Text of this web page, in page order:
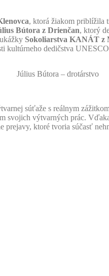
, ktorá žiakom priblížila
Bútora z Drienčan, ktorý
Sokoliarstva KANÁT z
kultúrneho dedičstva
Július Bútora – drotárstvo
súťaže s reálnym
svojich výtvarných prác.
prejavy, ktoré tvoria súčasť